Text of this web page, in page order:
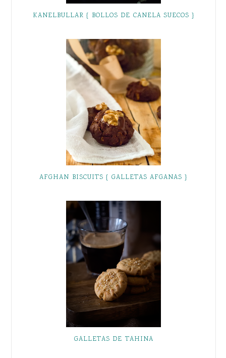
KANELBULLAR { BOLLOS DE CANELA SUECOS }
AFGHAN BISCUITS { GALLETAS AFGANAS }
GALLETAS DE TAHINA